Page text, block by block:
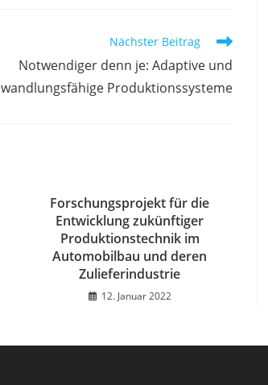
Nächster Beitrag
Notwendiger denn je: Adaptive und
wandlungsfähige Produktionssysteme
Forschungsprojekt für die
Entwicklung zukünftiger
Produktionstechnik im
Automobilbau und deren
Zulieferindustrie
12. Januar 2022